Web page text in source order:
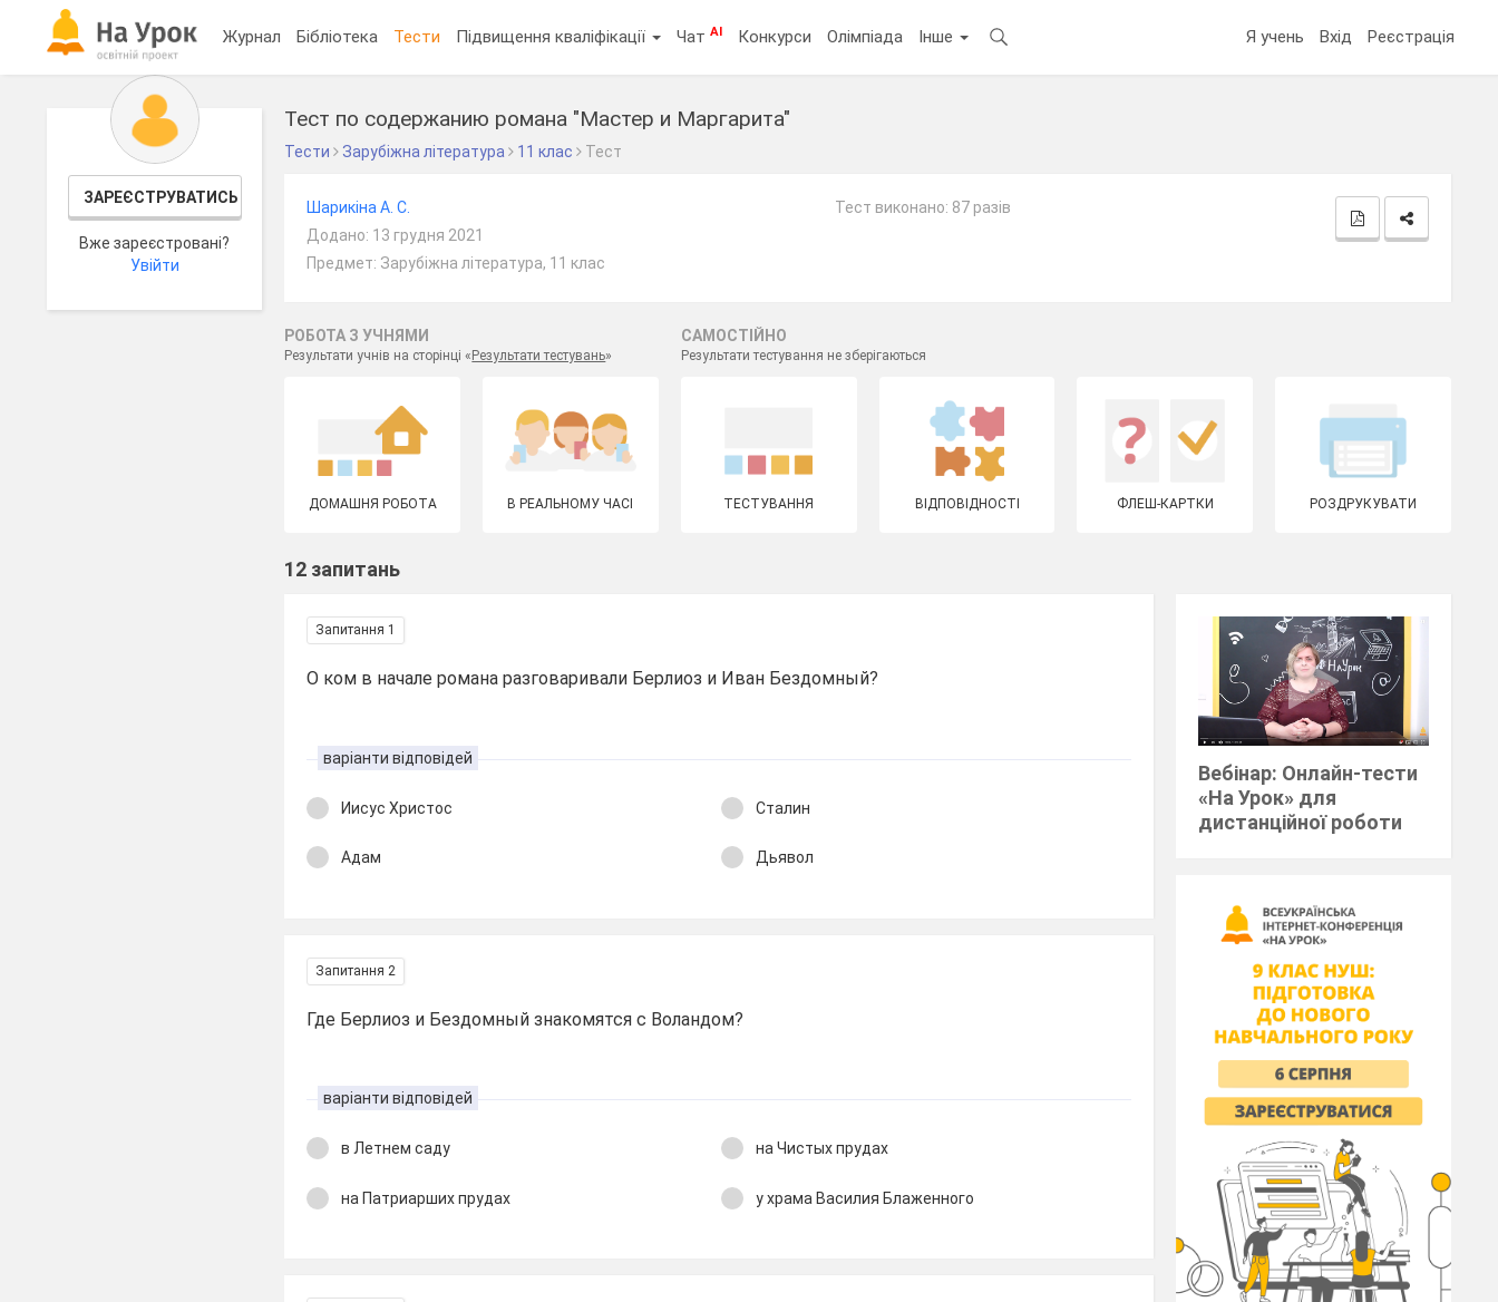
Журнал Бібліотека Тести Підвищення кваліфікації ЧатAI Конкурси Олімпіада Інше Я учень Вхід Реєстрація
ЗАРЕЄСТРУВАТИСЬ
Вже зареєстровані?
Увійти
Тест по содержанию романа "Мастер и Маргарита"
Тести Зарубіжна література 11 клас Тест
Шарикіна А. С.
Додано: 13 грудня 2021
Предмет: Зарубіжна література, 11 клас
Тест виконано: 87 разів
РОБОТА З УЧНЯМИ
Результати учнів на сторінці « Результати тестувань»
САМОСТІЙНО
Результати тестування не зберігаються
ДОМАШНЯ РОБОТА В РЕАЛЬНОМУ ЧАСІ ТЕСТУВАННЯ ВІДПОВІДНОСТІ ФЛЕШ-КАРТКИ РОЗДРУКУВАТИ
12 запитань
Запитання 1
О ком в начале романа разговаривали Берлиоз и Иван Бездомный?
варіанти відповідей
Иисус Христос Сталин
Адам Дьявол
Запитання 2
Где Берлиоз и Бездомный знакомятся с Воландом?
варіанти відповідей
в Летнем саду на Чистых прудах
на Патриарших прудах у храма Василия Блаженного
Вебінар: Онлайн-тести
«На Урок» для
дистанційної роботи